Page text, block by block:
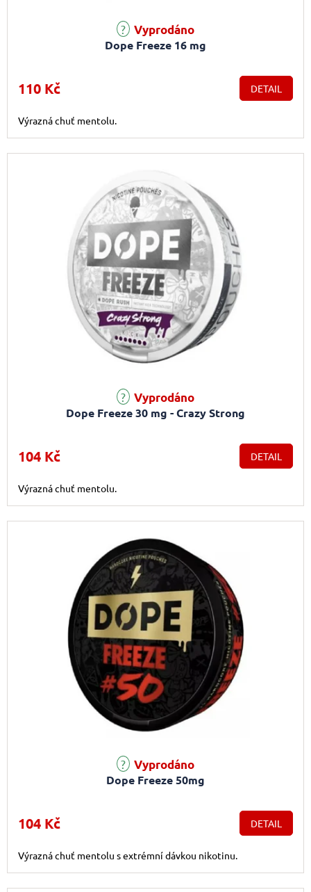
Dope Freeze 16 mg
Vyprodáno
110 Kč DETAIL
Výrazná chuť mentolu.
Dope Freeze 30 mg - Crazy Strong
Vyprodáno
104 Kč DETAIL
Výrazná chuť mentolu.
Dope Freeze 50mg
Vyprodáno
104 Kč DETAIL
Výrazná chuť mentolu s extrémní dávkou nikotinu.